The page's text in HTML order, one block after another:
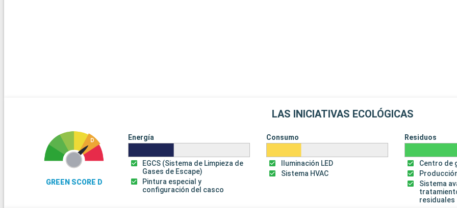
LAS INICIATIVAS ECOLÓGICAS
GREEN SCORE D
Energía
EGCS (Sistema de Limpieza de
Gases de Escape)
Pintura especial y
configuración del casco
Consumo
Iluminación LED
Sistema HVAC
Residuos
Centro de
Sistema
residuales